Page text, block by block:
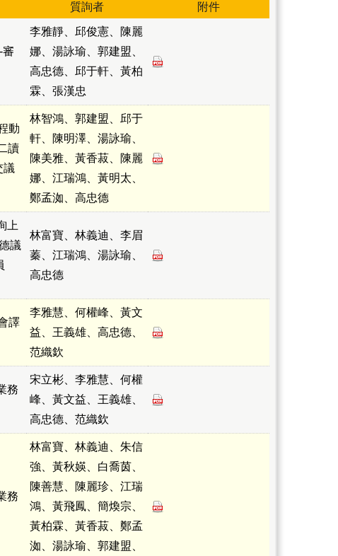
質詢者 附件
審
李雅靜、邱俊憲、陳麗
娜、湯詠瑜、郭建盟、
高忠德、邱于軒、黃柏
霖、張漢忠
動
讀
議
林智鴻、郭建盟、邱于
軒、陳明澤、湯詠瑜、
陳美雅、黃香菽、陳麗
娜、江瑞鴻、黃明太、
鄭孟洳、高忠德
上
議
林富寶、林義迪、李眉
蓁、江瑞鴻、湯詠瑜、
高忠德
譯
李雅慧、何權峰、黃文
益、王義雄、高忠德、
范織欽
務
宋立彬、李雅慧、何權
峰、黃文益、王義雄、
高忠德、范織欽
務
林富寶、林義迪、朱信
強、黃秋媖、白喬茵、
陳善慧、陳麗珍、江瑞
鴻、黃飛鳳、簡煥宗、
黃柏霖、黃香菽、鄭孟
洳、湯詠瑜、郭建盟、